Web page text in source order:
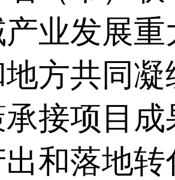
业发展
方共同
接项目
和落地转